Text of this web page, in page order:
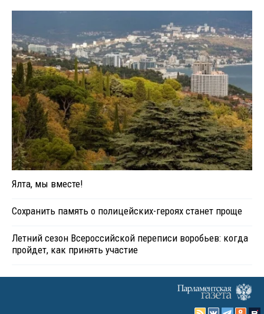
Ялта, мы вместе!
Сохранить память о полицейских-героях станет проще
Летний сезон Всероссийской переписи воробьев: когда
пройдет, как принять участие